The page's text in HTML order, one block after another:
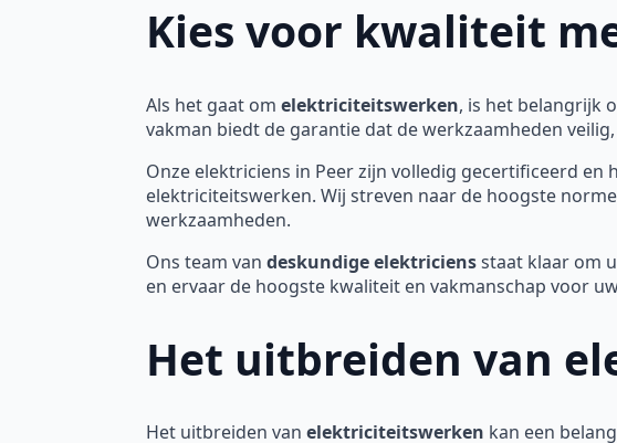
Kies voor kwaliteit
Als het gaat om elektriciteitswerken, is het belangrijk
vakman biedt de garantie dat de werkzaamheden
Onze elektriciens in Peer zijn volledig gecertificeerd
elektriciteitswerken. Wij streven naar de hoogste
werkzaamheden.
Ons team van deskundige elektriciensstaat klaar om
en ervaar de hoogste kwaliteit en vakmanschap voor
Het uitbreiden van
Het uitbreiden van elektriciteitswerken kan een